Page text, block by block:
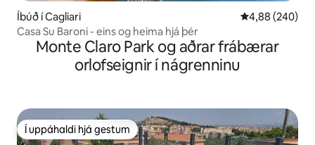
Íbúð í Cagliari 4,88 af 5 í
4,88 (240)
Casa Su Baroni - eins og heima hjá þér
Monte Claro Park og aðrar frábærar
orlofseignir í nágrenninu
Í uppáhaldi hjá gestum
Í uppáhaldi hjá gestum